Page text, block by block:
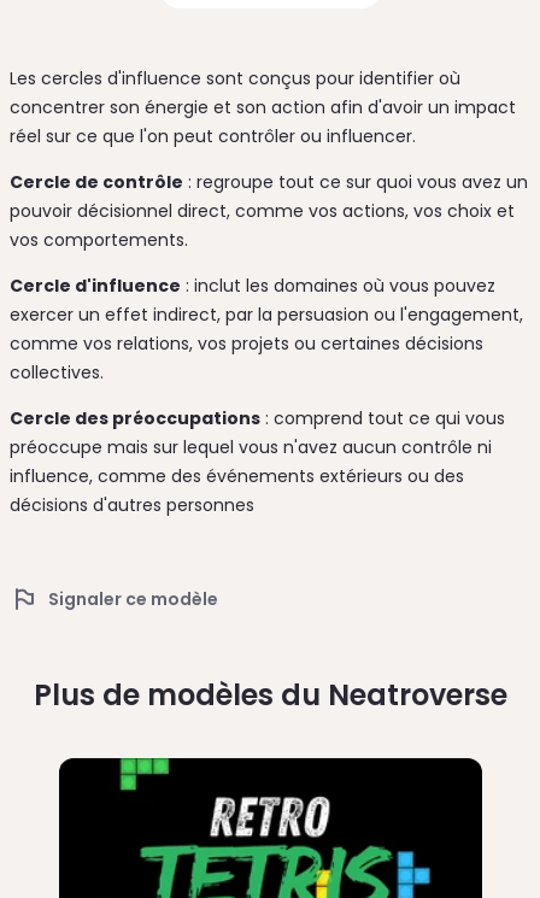
Les cercles d'influence sont conçus pour identifier où
concentrer son énergie et son action afin d'avoir un impact
réel sur ce que l'on peut contrôler ou influencer.
Cercle de contrôle : regroupe tout ce sur quoi vous avez un
pouvoir décisionnel direct, comme vos actions, vos choix et
vos comportements.
Cercle d'influence : inclut les domaines où vous pouvez
exercer un effet indirect, par la persuasion ou l'engagement,
comme vos relations, vos projets ou certaines décisions
collectives.
Cercle des préoccupations : comprend tout ce qui vous
préoccupe mais sur lequel vous n'avez aucun contrôle ni
influence, comme des événements extérieurs ou des
décisions d'autres personnes
Signaler ce modèle
Plus de modèles du Neatroverse